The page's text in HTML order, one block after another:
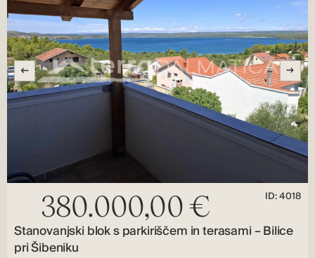
380.000,00 € ID: 4018
Stanovanjski blok s parkiriščem in terasami – Bilice
pri Šibeniku